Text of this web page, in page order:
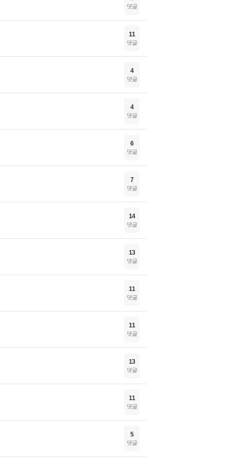
댓글
11
댓글
4
댓글
4
댓글
6
댓글
7
댓글
14
댓글
13
댓글
11
댓글
11
댓글
13
댓글
11
댓글
5
댓글